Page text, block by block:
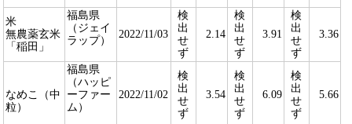
米
無農薬玄米
「稲田」
福島県
（ジェイ
ラップ）
2022/11/03
検
出
せ
ず
2.14
検
出
せ
ず
3.91
検
出
せ
ず
3.36
なめこ（中
粒）
福島県
（ハッピ
ーファー
ム）
2022/11/02
検
出
せ
ず
3.54
検
出
せ
ず
6.09
検
出
せ
ず
5.66